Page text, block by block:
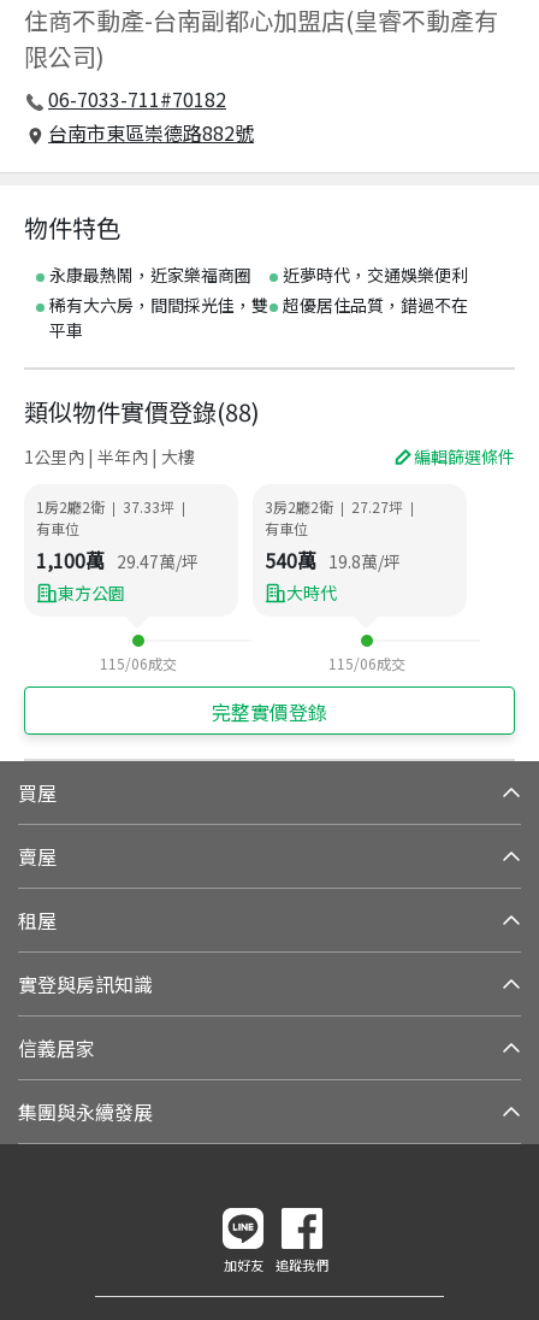
住商不動產-台南副都心加盟店(皇睿不動產有
限公司)
06-7033-711#70182
台南市東區崇德路882號
物件特色
永康最熱鬧，近家樂福商圈
近夢時代，交通娛樂便利
稀有大六房，間間採光佳，雙
平車
超優居住品質，錯過不在
類似物件實價登錄(88)
1公里內 | 半年內 | 大樓 編輯篩選條件
1房2廳2衛 | 37.33坪 |
有車位
1,100萬 29.47萬/坪
東方公園
115/06成交
3房2廳2衛 | 27.27坪 |
有車位
540萬 19.8萬/坪
大時代
115/06成交
完整實價登錄
買屋
賣屋
租屋
實登與房訊知識
信義居家
集團與永續發展
加好友 追蹤我們